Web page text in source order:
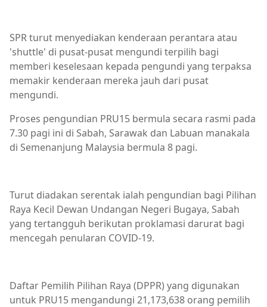
SPR turut menyediakan kenderaan perantara atau
'shuttle' di pusat-pusat mengundi terpilih bagi
memberi keselesaan kepada pengundi yang terpaksa
memakir kenderaan mereka jauh dari pusat
mengundi.
Proses pengundian PRU15 bermula secara rasmi pada
7.30 pagi ini di Sabah, Sarawak dan Labuan manakala
di Semenanjung Malaysia bermula 8 pagi.
Turut diadakan serentak ialah pengundian bagi Pilihan
Raya Kecil Dewan Undangan Negeri Bugaya, Sabah
yang tertangguh berikutan proklamasi darurat bagi
mencegah penularan COVID-19.
Daftar Pemilih Pilihan Raya (DPPR) yang digunakan
untuk PRU15 mengandungi 21,173,638 orang pemilih